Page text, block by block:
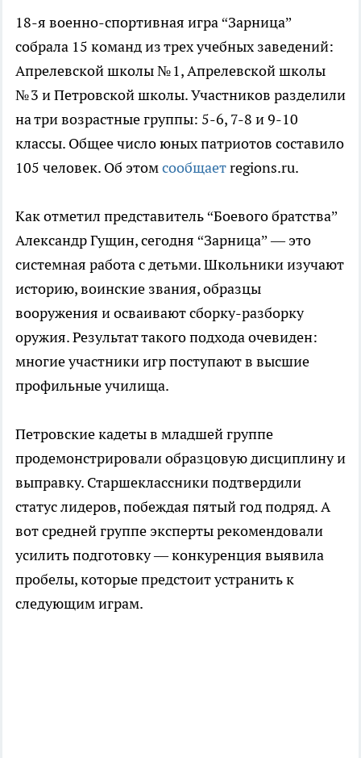
18-я военно-спортивная игра “Зарница”
собрала 15 команд из трех учебных заведений:
Апрелевской школы № 1, Апрелевской школы
№ 3 и Петровской школы. Участников разделили
на три возрастные группы: 5-6, 7-8 и 9-10
классы. Общее число юных патриотов составило
105 человек. Об этомсообщаетregions.ru.
Как отметил представитель “Боевого братства”
Александр Гущин, сегодня “Зарница” — это
системная работа с детьми. Школьники изучают
историю, воинские звания, образцы
вооружения и осваивают сборку-разборку
оружия. Результат такого подхода очевиден:
многие участники игр поступают в высшие
профильные училища.
Петровские кадеты в младшей группе
продемонстрировали образцовую дисциплину и
выправку. Старшеклассники подтвердили
статус лидеров, побеждая пятый год подряд. А
вот средней группе эксперты рекомендовали
усилить подготовку — конкуренция выявила
пробелы, которые предстоит устранить к
следующим играм.